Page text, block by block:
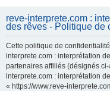
reve-interprete.com :
des rêves - Politique de
Cette politique de
interprete.com : interprétation
partenaires affiliés (désignés
interprete.com : interprétation
« https://www.reve-